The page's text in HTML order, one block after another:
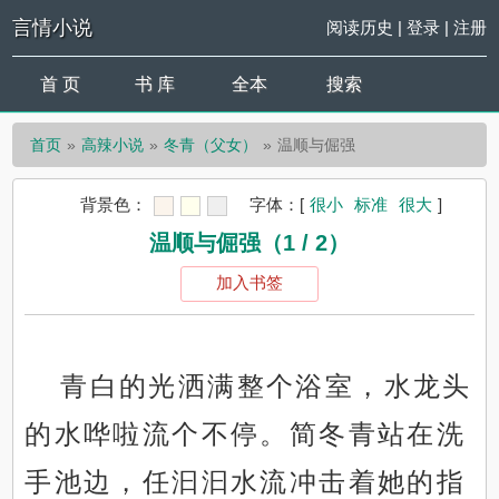
言情小说 阅读历史 | 登录| 注册
首 页 书 库 全本 搜索
首页 高辣小说 冬青（父女） 温顺与倔强
背景色： 字体： [ 很小 标准 很大 ]
温顺与倔强（1 / 2）
加入书签
青白的光洒满整个浴室，水龙头
的水哗啦流个不停。简冬青站在洗
手池边，任汩汩水流冲击着她的指